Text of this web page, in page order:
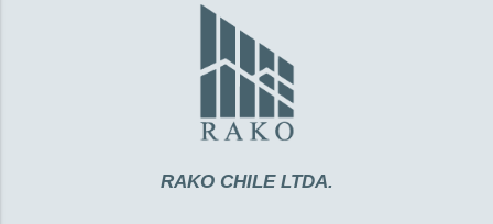
RAKO CHILE LTDA.